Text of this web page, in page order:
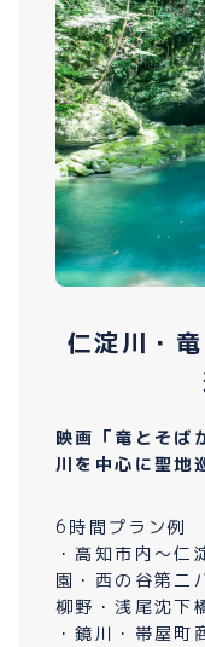
仁淀川・
映画「竜とそば
川を中心に聖地
6時間プラン例
・高知市内〜仁
園・西の谷第二
柳野・浅尾沈下
・鏡川・帯屋町